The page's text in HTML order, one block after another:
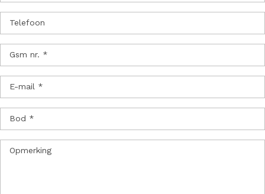
Telefoon
Gsm nr. *
E-mail *
Bod *
Opmerking